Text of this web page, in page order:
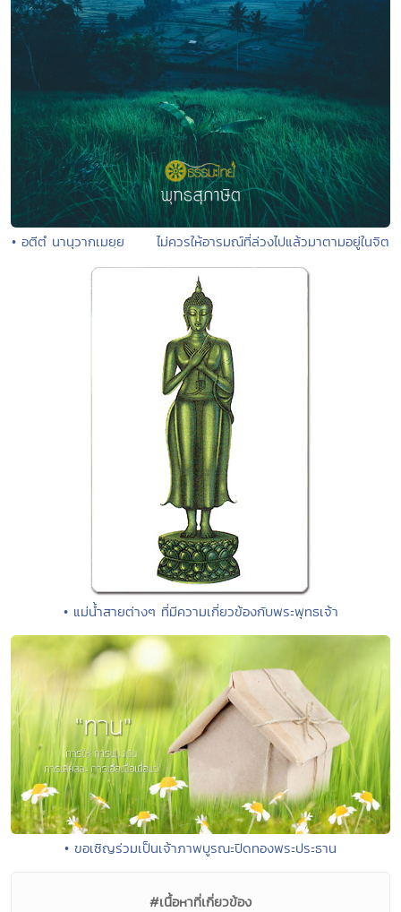
• อตีตํ นานุวากเมยฺย ไม่ควรให้อารมณ์ที่ล่วงไปแล้วมาตามอยู่ในจิต
• แม่น้ำสายต่างๆ ที่มีความเกี่ยวข้องกับพระพุทธเจ้า
• ขอเชิญร่วมเป็นเจ้าภาพบูรณะปิดทองพระประธาน
#เนื้อหาที่เกี่ยวข้อง